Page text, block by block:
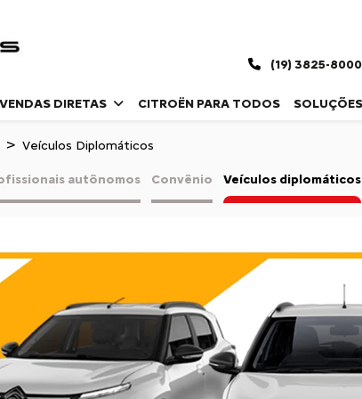
(19) 3825-8000
VENDAS DIRETAS CITROËN PARA TODOS
Veículos Diplomáticos
autônomos Convênio Veículos diplomáticos